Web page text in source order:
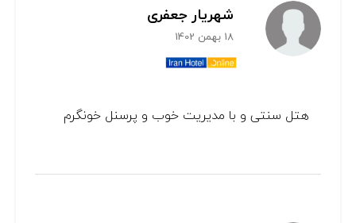
شهریار جعفری
18 بهمن 1402
هتل سنتی و با مدیریت خوب و پرسنل خونگرم